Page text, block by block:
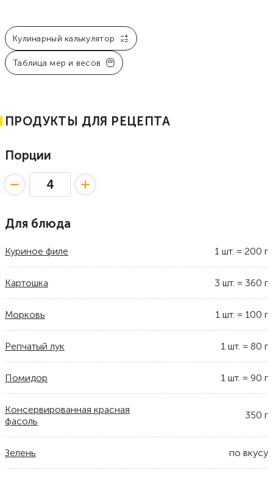
Кулинарный калькулятор
Таблица мер и весов
ПРОДУКТЫ ДЛЯ РЕЦЕПТА
Порции
Для блюда
Куриное филе 1 шт. = 200 г
Картошка 3 шт. = 360 г
Морковь 1 шт. = 100 г
Репчатый лук 1 шт. = 80 г
Помидор 1 шт. = 90 г
Консервированная красная
фасоль
350 г
Зелень по вкусу